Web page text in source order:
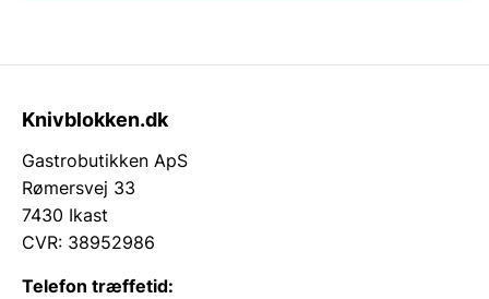
Knivblokken.dk
Gastrobutikken ApS
Rømersvej 33
7430 Ikast
CVR: 38952986
Telefon træffetid: